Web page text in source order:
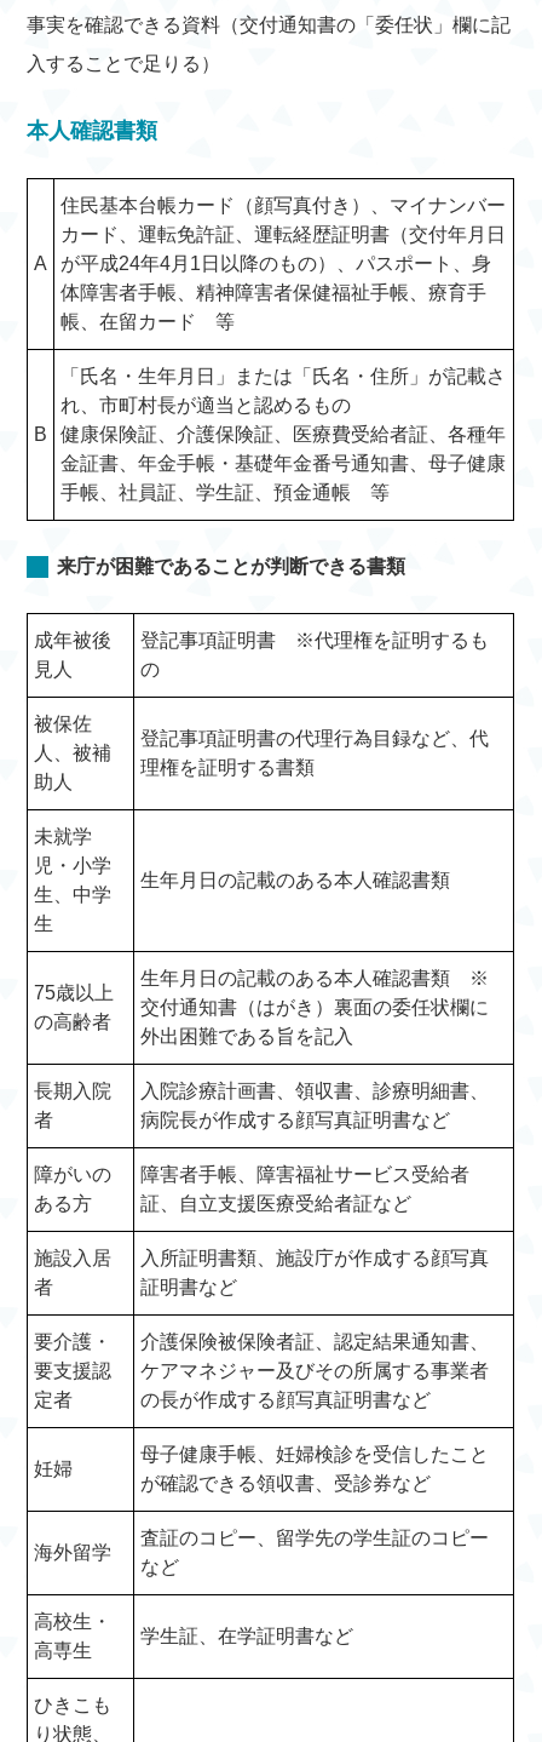
事実を確認できる資料（交付通知書の「委任状」欄に記
入することで足りる）
本人確認書類
A
住民基本台帳カード（顔写真付き）、マイナンバー
カード、運転免許証、運転経歴証明書（交付年月日
が平成24年4月1日以降のもの）、パスポート、身
体障害者手帳、精神障害者保健福祉手帳、療育手
帳、在留カード 等
B
「氏名・生年月日」または「氏名・住所」が記載さ
れ、市町村長が適当と認めるもの
健康保険証、介護保険証、医療費受給者証、各種年
金証書、年金手帳・基礎年金番号通知書、母子健康
手帳、社員証、学生証、預金通帳 等
来庁が困難であることが判断できる書類
成年被後
見人
登記事項証明書 ※代理権を証明するも
の
被保佐
人、被補
助人
登記事項証明書の代理行為目録など、代
理権を証明する書類
未就学
児・小学
生、中学
生
生年月日の記載のある本人確認書類
75歳以上
の高齢者
生年月日の記載のある本人確認書類 ※
交付通知書（はがき）裏面の委任状欄に
外出困難である旨を記入
長期入院
者
入院診療計画書、領収書、診療明細書、
病院長が作成する顔写真証明書など
障がいの
ある方
障害者手帳、障害福祉サービス受給者
証、自立支援医療受給者証など
施設入居
者
入所証明書類、施設庁が作成する顔写真
証明書など
要介護・
要支援認
定者
介護保険被保険者証、認定結果通知書、
ケアマネジャー及びその所属する事業者
の長が作成する顔写真証明書など
妊婦
母子健康手帳、妊婦検診を受信したこと
が確認できる領収書、受診券など
海外留学
査証のコピー、留学先の学生証のコピー
など
高校生・
高専生
学生証、在学証明書など
ひきこも
り状態、